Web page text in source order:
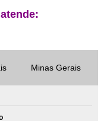
Minas Gerais